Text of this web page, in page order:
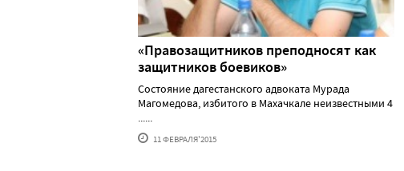
«Правозащитников преподносят как
защитников боевиков»
Состояние дагестанского адвоката Мурада
Магомедова, избитого в Махачкале неизвестными 4
......
11 ФЕВРАЛЯ'2015